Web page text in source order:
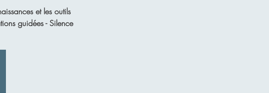
et les outils
guidées - Silence